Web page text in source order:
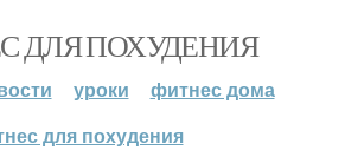
ДЛЯ ПОХУДЕНИЯ
уроки
фитнес дома
для похудения